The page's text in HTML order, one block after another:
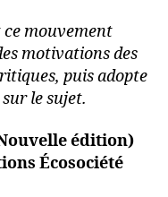
mouvement
motivations des
puis adopte
le sujet.
édition)
Écosociété